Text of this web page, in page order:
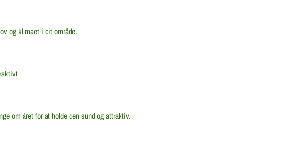
og klimaet i dit område.
om året for at holde den sund og attraktiv.